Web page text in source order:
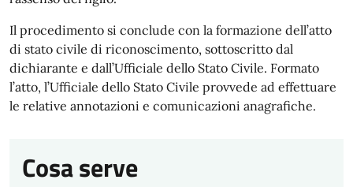
Il procedimento si conclude con la formazione dell’atto
di stato civile di riconoscimento, sottoscritto dal
dichiarante e dall’Ufficiale dello Stato Civile. Formato
l’atto, l’Ufficiale dello Stato Civile provvede ad effettuare
le relative annotazioni e comunicazioni anagrafiche.
Cosa serve